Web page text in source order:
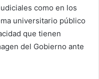
como en los
universitario público
que tienen
del Gobierno ante